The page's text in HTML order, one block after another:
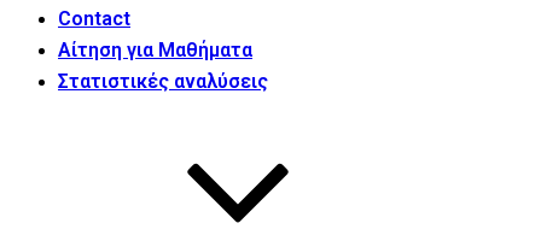
Contact
Αίτηση για Μαθήματα
Στατιστικές αναλύσεις